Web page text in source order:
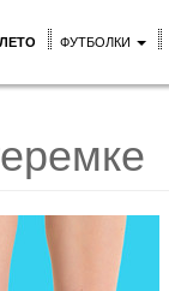
ЛЕТО ФУТБОЛКИ